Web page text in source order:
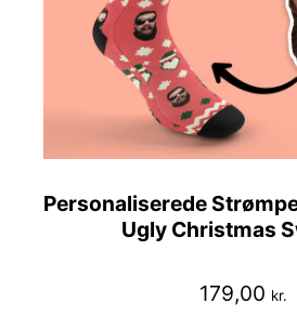
Personaliserede
Ugly Christmas
179,00 kr.